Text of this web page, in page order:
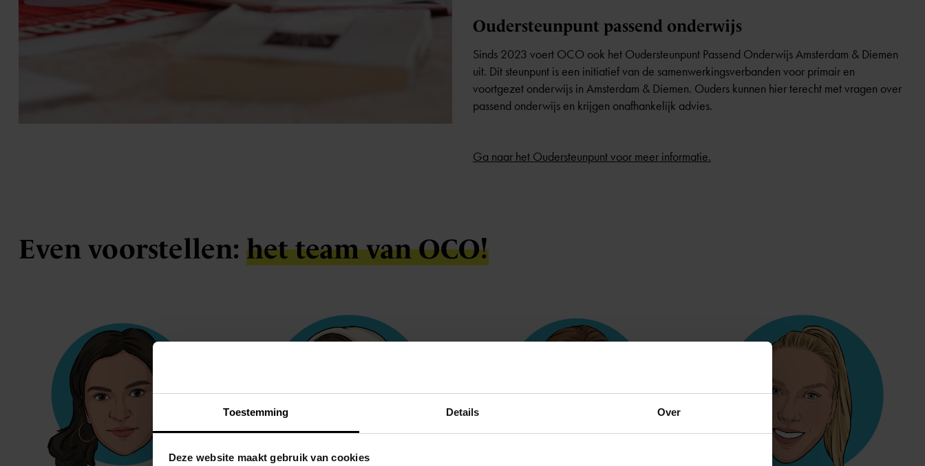
Toestemming Details Over
Deze website maakt gebruik van cookies
Oudersteunpunt passend onderwijs
Sinds 2023 voert OCO ook het Oudersteunpunt Passend Onderwijs Amsterdam & Diemen
uit. Dit steunpunt is een initiatief van de samenwerkingsverbanden voor primair en
voortgezet onderwijs in Amsterdam & Diemen. Ouders kunnen hier terecht met vragen over
passend onderwijs en krijgen onafhankelijk advies.
Ga naar het Oudersteunpunt voor meer informatie.
Even voorstellen: het team van OCO!